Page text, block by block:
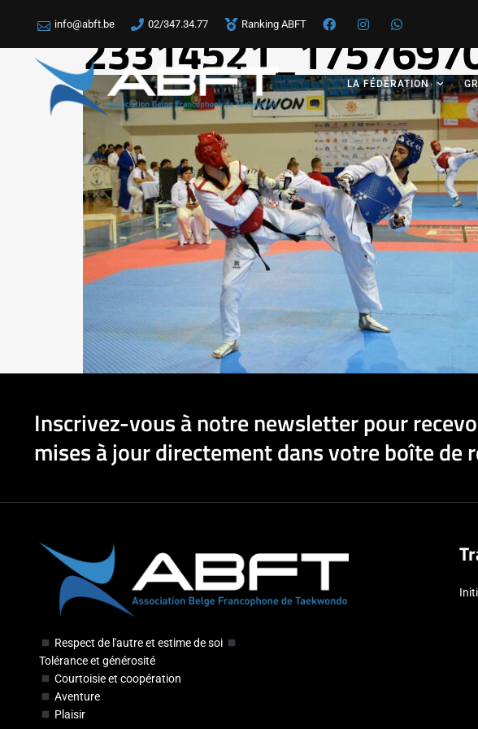
info@abft.be 02/347.34.77 Ranking ABFT
LA FÉDÉRATION
Inscrivez-vous à notre newsletter pour
mises à jour directement dans votre boîte de
Respect de l'autre et estime de soi
Tolérance et générosité
Courtoisie et coopération
Aventure
Plaisir